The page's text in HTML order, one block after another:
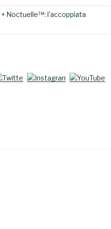
Noctuelle™: l’accoppiata